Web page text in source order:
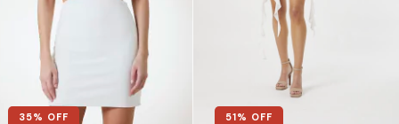
35% OFF 51% OFF